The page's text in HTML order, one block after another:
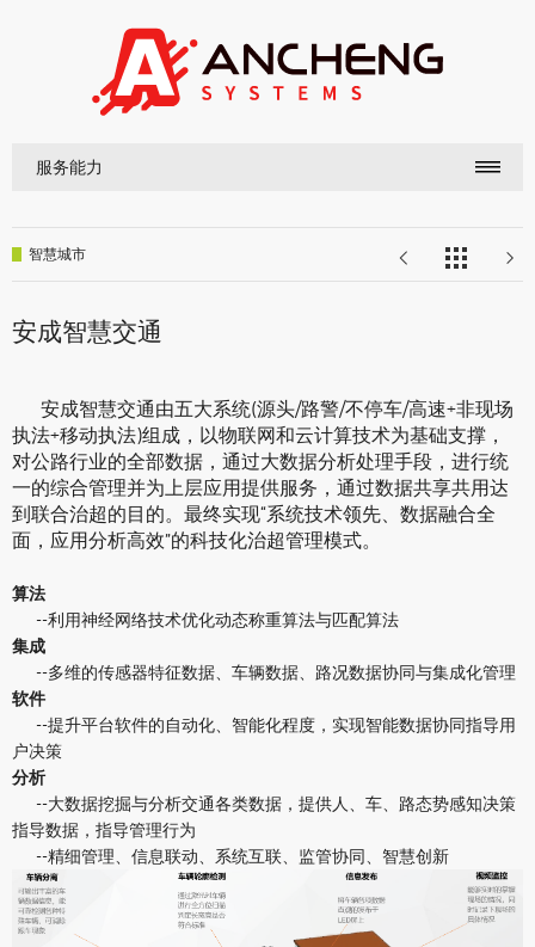
服务能力
智慧城市
安成智慧交通
安成智慧交通由五大系统(源头/路警/不停车/高速+非现场
执法+移动执法)组成，以物联网和云计算技术为基础支撑，
对公路行业的全部数据，通过大数据分析处理手段，进行统
一的综合管理并为上层应用提供服务，通过数据共享共用达
到联合治超的目的。最终实现“系统技术领先、数据融合全
面，应用分析高效”的科技化治超管理模式。
算法
--利用神经网络技术优化动态称重算法与匹配算法
集成
--多维的传感器特征数据、车辆数据、路况数据协同与集成化管理
软件
--提升平台软件的自动化、智能化程度，实现智能数据协同指导用
户决策
分析
--大数据挖掘与分析交通各类数据，提供人、车、路态势感知决策
指导数据，指导管理行为
--精细管理、信息联动、系统互联、监管协同、智慧创新